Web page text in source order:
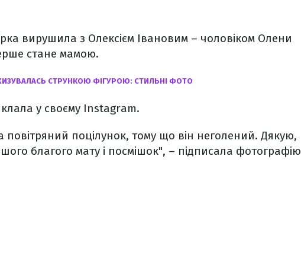
вирушила з Олексієм Івановим – чоловіком Олени
стане мамою.
СТРУНКОЮ ФІГУРОЮ: СТИЛЬНІ ФОТО
у своєму Instagram.
поцілунок, тому що він неголений. Дякую,
благого мату і посмішок", – підписала фотографію